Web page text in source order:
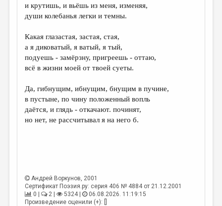
ПРАВИЛА САЙТА
ИЗБРАННОЕ
ДАЙДЖЕСТ
ПЕРЕВОДЫ
КОНКУРСЫ
СТРАНИЦЫ ПАМЯТИ
ОБЪЯВЛЕНИЯ
и крутишь, и вьёшь из меня, изменяя,
души колебанья легки и темны.
Какая глазастая, застая, стая,
а я диковатый, я ватый, я тый,
подуешь - замёрзну, пригреешь - оттаю,
всё в жизни моей от твоей суеты.
Да, гибнущим, ибнущим, бнущим в пучине,
в пустыне, по чину положенный вопль
даётся, и глядь - откачают. починят,
но нет, не рассчитывал я на него б.
Андрей Воркунов, 2001
Сертификат Поэзия.ру: серия 406 № 4884 от 21.12.2001
0 |
2 | 5324 |
06.08.2026. 11:19:15
Произведение оценили (+): []